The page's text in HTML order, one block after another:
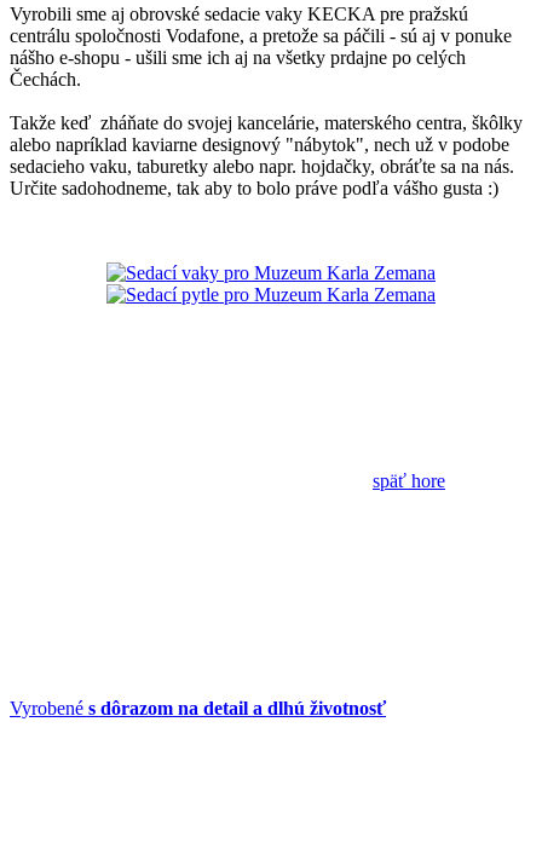
Vyrobili sme aj obrovské sedacie vaky KECKA pre pražskú
centrálu spoločnosti Vodafone, a pretože sa páčili - sú aj v ponuke
nášho e-shopu - ušili sme ich aj na všetky prdajne po celých
Čechách.
Takže keď zháňate do svojej kancelárie, materského centra, škôlky
alebo napríklad kaviarne designový "nábytok", nech už v podobe
sedacieho vaku, taburetky alebo napr. hojdačky, obráťte sa na nás.
Určite sadohodneme, tak aby to bolo práve podľa vášho gusta :)
späť hore
Vyrobené s dôrazom na detail a dlhú životnosť